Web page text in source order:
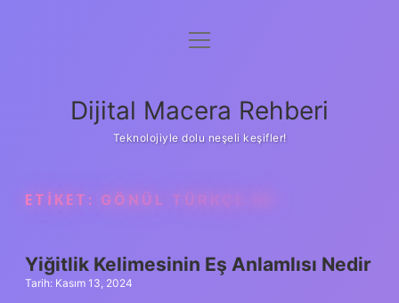
Anasayfa
Yasal Uyarı
menüyü
Dijital Macera Rehberi
Teknolojiyle dolu neşeli keşifler!
ETIKET: GÖNÜL TÜRKÇE MI
Yiğitlik Kelimesinin Eş Anlamlısı Nedir
Tarih: Kasım 13, 2024